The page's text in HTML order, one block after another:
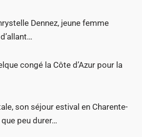
Dennez, jeune femme
congé la Côte d’Azur pour la
son séjour estival en Charente-
peu durer…